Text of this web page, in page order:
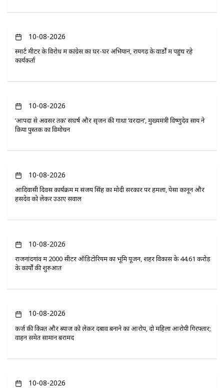
10-08-2026
स्मार्ट मीटर के विरोध में कांग्रेस का घर-घर अभियान, रायगढ़ के वार्डों में पहुंच रहे
कार्यकर्ता
10-08-2026
‘आपदा से अवसर तक’ संघर्ष और सृजन की गाथा ‘वरदान’, मुख्यमंत्री विष्णुदेव साय ने
किया पुस्तक का विमोचन
10-08-2026
आदिवासी दिवस कार्यक्रम में संजय सिंह का मोदी सरकार पर हमला, पेसा कानून और
हसदेव को लेकर उठाए सवाल
10-08-2026
राजनांदगांव में 2000 सीटर ऑडिटोरियम का भूमि पूजन, शहर विकास के 44.61 करोड़
के कार्यों की शुरुआत
10-08-2026
कर्ज की किश्त और ब्याज को लेकर दबाव बनाने का आरोप, दो महिला आरोपी गिरफ्तार;
वाहन समेत सामान बरामद
10-08-2026